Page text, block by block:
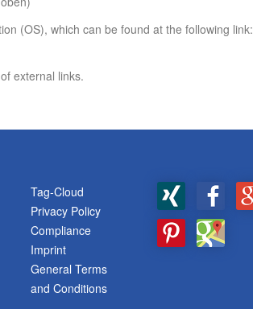
(OS), which can be found at the following link:
external links.
Tag-Cloud
Privacy Policy
Compliance
Imprint
General Terms
and Conditions